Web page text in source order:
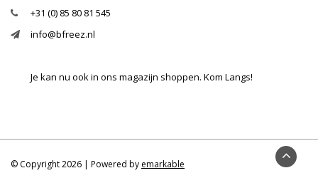
+31 (0) 85 80 81 545
info@bfreez.nl
Je kan nu ook in ons magazijn shoppen. Kom Langs!
© Copyright 2026 | Powered by emarkable